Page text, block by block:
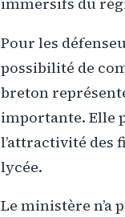
Pour les
possibilité de
breton
importante. Elle
l’attractivité des
lycée.
Le ministère n’a